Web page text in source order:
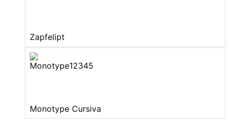
Zapfelipt
Monotype Cursiva